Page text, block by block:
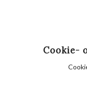
Cookie-